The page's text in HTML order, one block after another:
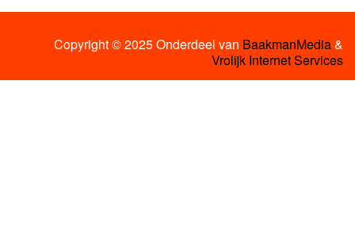
Copyright © 2025 Onderdeel van BaakmanMedia&
Vrolijk Internet Services